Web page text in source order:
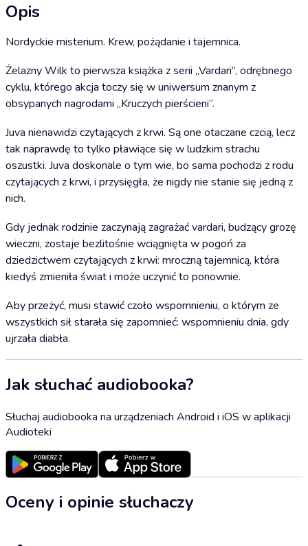
Opis
Nordyckie misterium. Krew, pożądanie i tajemnica.
Żelazny Wilk to pierwsza książka z serii „Vardari”, odrębnego
cyklu, którego akcja toczy się w uniwersum znanym z
obsypanych nagrodami „Kruczych pierścieni”.
Juva nienawidzi czytających z krwi. Są one otaczane czcią, lecz
tak naprawdę to tylko pławiące się w ludzkim strachu
oszustki. Juva doskonale o tym wie, bo sama pochodzi z rodu
czytających z krwi, i przysięgła, że nigdy nie stanie się jedną z
nich.
Gdy jednak rodzinie zaczynają zagrażać vardari, budzący grozę
wieczni, zostaje bezlitośnie wciągnięta w pogoń za
dziedzictwem czytających z krwi: mroczną tajemnicą, która
kiedyś zmieniła świat i może uczynić to ponownie.
Aby przeżyć, musi stawić czoło wspomnieniu, o którym ze
wszystkich sił starała się zapomnieć: wspomnieniu dnia, gdy
ujrzała diabła.
Jak słuchać audiobooka?
Słuchaj audiobooka na urządzeniach Android i iOS w aplikacji
Audioteki
Oceny i opinie słuchaczy